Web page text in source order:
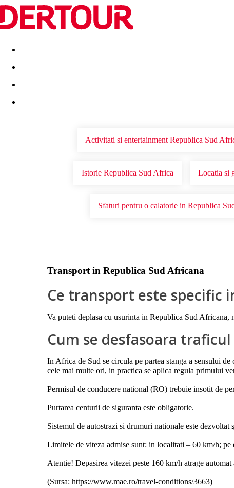
Destinatii Vacanta perfecta OFERTE DE NERATAT
Activitati si entertainment Republica Sud
Istorie Republica Sud Africa Locatia si
Sfaturi pentru o calatorie in Republica
Transport in Republica Sud Africana
Ce transport este specific
Va puteti deplasa cu usurinta in Republica Sud
Cum se desfasoara
In Africa de Sud se circula pe partea stanga a sensului
cele mai multe ori, in practica se aplica regula primului
Permisul de conducere national (RO) trebuie insotit de
Purtarea centurii de siguranta este obligatorie.
Sistemul de autostrazi si drumuri nationale este dezvoltat
Limitele de viteza admise sunt: in localitati – 60 km/h;
Atentie! Depasirea vitezei peste 160 km/h atrage automat
(Sursa: https://www.mae.ro/travel-conditions/3663)